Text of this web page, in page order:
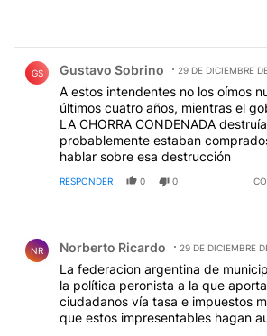
GS Gustavo Sobrino 29 DE DICIEMBRE
A estos intendentes no los oímos
últimos cuatro años, mientras el
LA CHORRA CONDENADA
probablemente estaban
hablar sobre esa destrucción
RESPONDER 0 0
NR Norberto Ricardo 29 DE DICIEMBRE
La federacion argentina de
la política peronista a la que
ciudadanos vía tasa e impuestos
que estos impresentables hagan